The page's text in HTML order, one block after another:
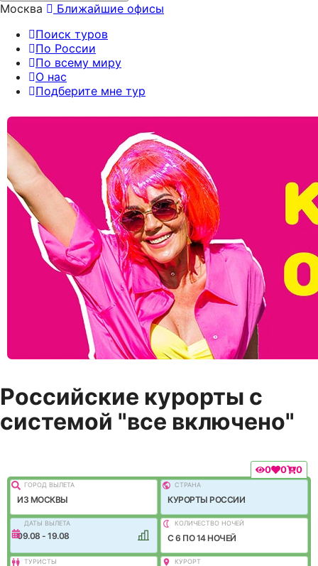
Москва
Ближайшие офисы
Поиск туров
По России
По всему миру
О нас
Подберите мне тур
Российские курорты с
системой "все включено"
0 0 0
ГОРОД ВЫЛEТА
ИЗ МОСКВЫ
СТРАНА
КУРОРТЫ РОССИИ
ДАТЫ ВЫЛЕТА
09.08 - 19.08
КОЛИЧЕСТВО НОЧЕЙ
C 6 ПО 14 НОЧЕЙ
ТУРИСТЫ КУРОРТ